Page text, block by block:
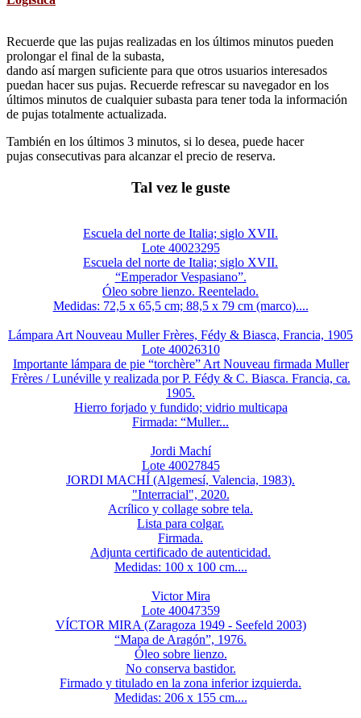
Recuerde que las pujas realizadas en los últimos minutos pueden
prolongar el final de la subasta,
dando así margen suficiente para que otros usuarios interesados
puedan hacer sus pujas. Recuerde refrescar su navegador en los
últimos minutos de cualquier subasta para tener toda la información
de pujas totalmente actualizada.
También en los últimos 3 minutos, si lo desea, puede hacer
pujas consecutivas para alcanzar el precio de reserva.
Tal vez le guste
Escuela del norte de Italia; siglo XVII.
Lote 40023295
Escuela del norte de Italia; siglo XVII.
“Emperador Vespasiano”.
Óleo sobre lienzo. Reentelado.
Medidas: 72,5 x 65,5 cm; 88,5 x 79 cm (marco)....
Lámpara Art Nouveau Muller Frères, Fédy & Biasca, Francia, 1905
Lote 40026310
Importante lámpara de pie “torchère” Art Nouveau firmada Muller
Frères / Lunéville y realizada por P. Fédy & C. Biasca. Francia, ca.
1905.
Hierro forjado y fundido; vidrio multicapa
Firmada: “Muller...
Jordi Machí
Lote 40027845
JORDI MACHÍ (Algemesí, Valencia, 1983).
"Interracial", 2020.
Acrílico y collage sobre tela.
Lista para colgar.
Firmada.
Adjunta certificado de autenticidad.
Medidas: 100 x 100 cm....
Victor Mira
Lote 40047359
VÍCTOR MIRA (Zaragoza 1949 - Seefeld 2003)
“Mapa de Aragón”, 1976.
Óleo sobre lienzo.
No conserva bastidor.
Firmado y titulado en la zona inferior izquierda.
Medidas: 206 x 155 cm....